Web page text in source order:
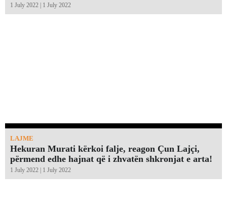
1 July 2022 | 1 July 2022
LAJME
Hekuran Murati kërkoi falje, reagon Çun Lajçi,
përmend edhe hajnat që i zhvatën shkronjat e arta!￼
1 July 2022 | 1 July 2022